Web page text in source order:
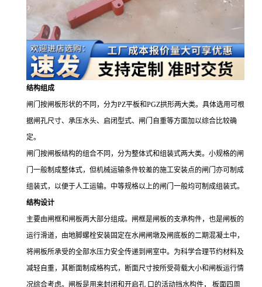
结构组成
闸门按闸板形状的不同，分为PZ平板和PGZ拱形两大类。具体选用可根
据闸孔尺寸、承压水头、启闭型式、闸门自重等方面加以综合比较确
定。
闸门按闸板结构的组合不同，分为整体式和组装式两大类。小规格的闸
门一般制成整体式，但机械运输条件较差的施工安装点的闸门亦可制成
组装式，以便于人工运输。中等规格以上的闸门一般均可制成组装式。
结构设计
主要由闸框和闸板两大部分组成。闸框是闸板的支承构件，也是闸板的
运行滑道，由地脚螺栓安装固定在水闸闸墩及闸底板的二期混凝土中，
将闸板所承受的全部水压力安全传递到闸室中。为科学合理节约材料及
减轻自重，其断面制成格构式，断面尺寸按所受荷载大小和闸板运行情
况综合考虑。闸板是用来封闭和开启孔 口的活动挡水构件，
板面四周